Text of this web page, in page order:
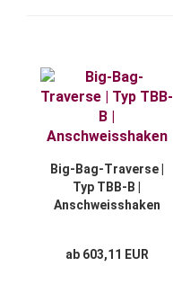
Big-Bag-Traverse |
Typ TBB-B |
Anschweisshaken
ab 603,11 EUR